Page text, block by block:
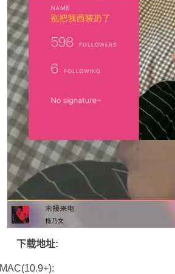
下载地址:
MAC(10.9+):